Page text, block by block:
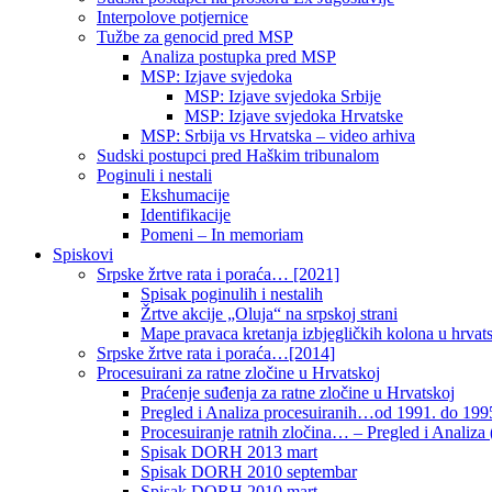
Interpolove potjernice
Tužbe za genocid pred MSP
Analiza postupka pred MSP
MSP: Izjave svjedoka
MSP: Izjave svjedoka Srbije
MSP: Izjave svjedoka Hrvatske
MSP: Srbija vs Hrvatska – video arhiva
Sudski postupci pred Haškim tribunalom
Poginuli i nestali
Ekshumacije
Identifikacije
Pomeni – In memoriam
Spiskovi
Srpske žrtve rata i poraća… [2021]
Spisak poginulih i nestalih
Žrtve akcije „Oluja“ na srpskoj strani
Mape pravaca kretanja izbjegličkih kolona u
Srpske žrtve rata i poraća…[2014]
Procesuirani za ratne zločine u Hrvatskoj
Praćenje suđenja za ratne zločine u Hrvatskoj
Pregled i Analiza procesuiranih…od 1991. do
Procesuiranje ratnih zločina… – Pregled i Analiza
Spisak DORH 2013 mart
Spisak DORH 2010 septembar